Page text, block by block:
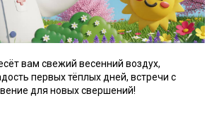
вам свежий весенний воздух,
первых тёплых дней, встречи с
для новых свершений!